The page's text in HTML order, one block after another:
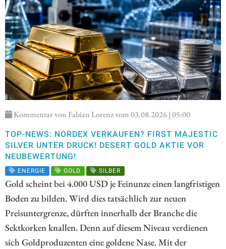
Kommentar von Fabian Lorenz vom 03.08.2026 | 05:00
TOP-NEWS: NORDEX VERKAUFEN? FIRST MAJESTIC
SILVER UNTER DRUCK! DESERT GOLD AKTIE VOR
NEUBEWERTUNG!
ENERGIE GOLD SILBER
Gold scheint bei 4.000 USD je Feinunze einen langfristigen
Boden zu bilden. Wird dies tatsächlich zur neuen
Preisuntergrenze, dürften innerhalb der Branche die
Sektkorken knallen. Denn auf diesem Niveau verdienen
sich Goldproduzenten eine goldene Nase. Mit der